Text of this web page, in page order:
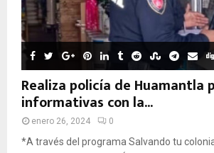
Realiza policía de Huamantla
informativas con la...
enero 26, 2024 0
*A través del programa Salvando tu